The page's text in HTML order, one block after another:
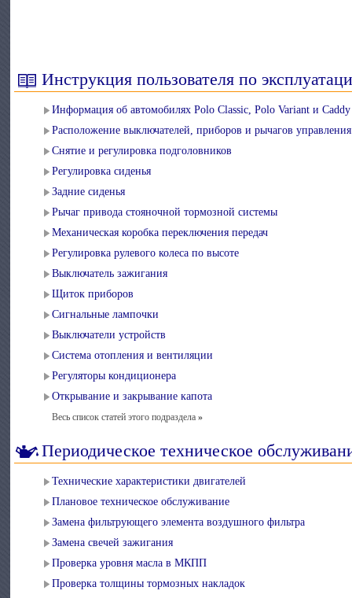
Инструкция пользователя по
Информация об автомобилях Polo Classic, Polo Variant и Caddy
Расположение выключателей, приборов и рычагов управления
Снятие и регулировка подголовников
Регулировка сиденья
Задние сиденья
Рычаг привода стояночной тормозной системы
Механическая коробка переключения передач
Регулировка рулевого колеса по высоте
Выключатель зажигания
Щиток приборов
Сигнальные лампочки
Выключатели устройств
Система отопления и вентиляции
Регуляторы кондиционера
Открывание и закрывание капота
Весь список статей этого подраздела»
Периодическое техническое
Технические характеристики двигателей
Плановое техническое обслуживание
Замена фильтрующего элемента воздушного фильтра
Замена свечей зажигания
Проверка уровня масла в МКПП
Проверка толщины тормозных накладок